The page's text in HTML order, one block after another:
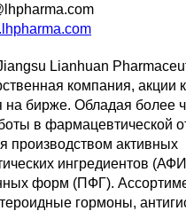
Lianhuan
компания, акции
на бирже. Обладая более
в фармацевтической
производством активных
ингредиентов
форм (ПФГ).
гормоны,